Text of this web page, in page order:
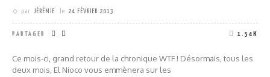
par JÉRÉMIE le 24 FÉVRIER 2013
PARTAGER 1.54K
Ce mois-ci, grand retour de la chronique WTF ! Désormais, tous les
deux mois, El Nioco vous emmènera sur les